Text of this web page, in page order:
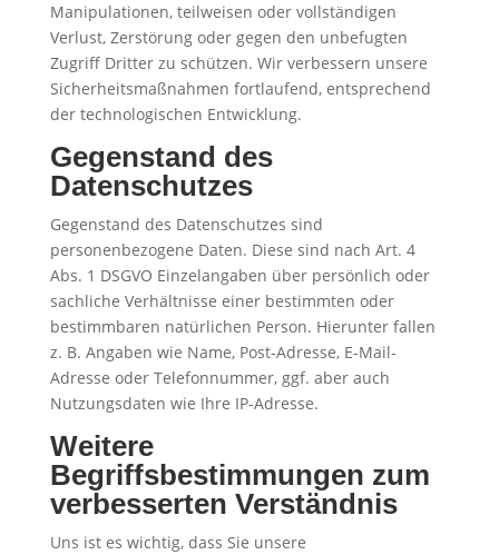
Manipulationen, teilweisen oder vollständigen
Verlust, Zerstörung oder gegen den unbefugten
Zugriff Dritter zu schützen. Wir verbessern unsere
Sicherheitsmaßnahmen fortlaufend, entsprechend
der technologischen Entwicklung.
Gegenstand des
Datenschutzes
Gegenstand des Datenschutzes sind
personenbezogene Daten. Diese sind nach Art. 4
Abs. 1 DSGVO Einzelangaben über persönlich oder
sachliche Verhältnisse einer bestimmten oder
bestimmbaren natürlichen Person. Hierunter fallen
z. B. Angaben wie Name, Post-Adresse, E-Mail-
Adresse oder Telefonnummer, ggf. aber auch
Nutzungsdaten wie Ihre IP-Adresse.
Weitere
Begriffsbestimmungen zum
verbesserten Verständnis
Uns ist es wichtig, dass Sie unsere